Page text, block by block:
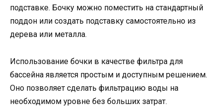
подставке. Бочку можно поместить на стандартный
поддон или создать подставку самостоятельно из
дерева или металла.
Использование бочки в качестве фильтра для
бассейна является простым и доступным решением.
Оно позволяет сделать фильтрацию воды на
необходимом уровне без больших затрат.